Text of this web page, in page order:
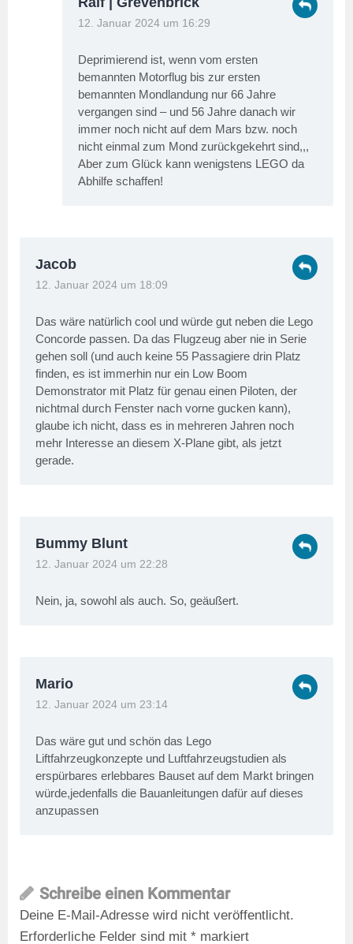
12. Januar 2024 um 16:29
Deprimierend ist, wenn vom ersten
bemannten Motorflug bis zur ersten
bemannten Mondlandung nur 66 Jahre
vergangen sind – und 56 Jahre danach wir
immer noch nicht auf dem Mars bzw. noch
nicht einmal zum Mond zurückgekehrt sind,,,
Aber zum Glück kann wenigstens LEGO da
Abhilfe schaffen!
Jacob
12. Januar 2024 um 18:09
Das wäre natürlich cool und würde gut neben die Lego
Concorde passen. Da das Flugzeug aber nie in Serie
gehen soll (und auch keine 55 Passagiere drin Platz
finden, es ist immerhin nur ein Low Boom
Demonstrator mit Platz für genau einen Piloten, der
nichtmal durch Fenster nach vorne gucken kann),
glaube ich nicht, dass es in mehreren Jahren noch
mehr Interesse an diesem X-Plane gibt, als jetzt
gerade.
Bummy Blunt
12. Januar 2024 um 22:28
Nein, ja, sowohl als auch. So, geäußert.
Mario
12. Januar 2024 um 23:14
Das wäre gut und schön das Lego
Liftfahrzeugkonzepte und Luftfahrzeugstudien als
erspürbares erlebbares Bauset auf dem Markt bringen
würde,jedenfalls die Bauanleitungen dafür auf dieses
anzupassen
Schreibe einen Kommentar
Deine E-Mail-Adresse wird nicht veröffentlicht.
Erforderliche Felder sind mit * markiert